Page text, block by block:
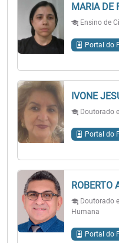
MARIA DE
Ensino de
Portal do
IVONE
Doutorado
Portal do
ROBERTO
Doutorado
Humana
Portal do